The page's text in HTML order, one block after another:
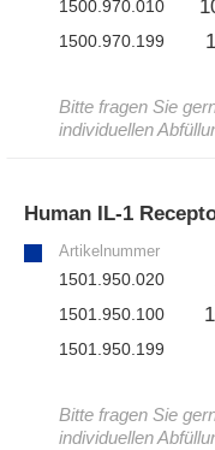
1500.970.010
1500.970.199
Bitte fragen Sie
individuellen
Human IL-1
Artikelnummer
1501.950.020
1501.950.100
1501.950.199
Bitte fragen Sie
individuellen